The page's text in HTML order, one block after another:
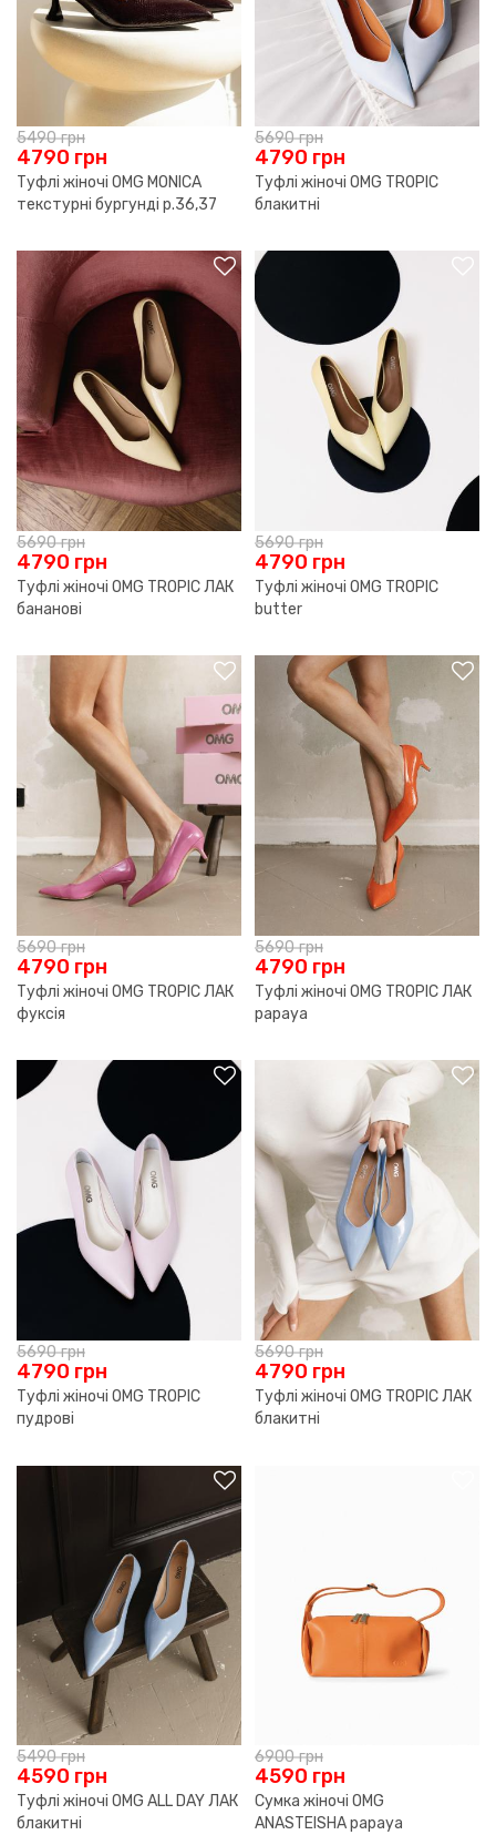
5490грн
4790 грн
Туфлі жіночі OMG MONICA
текстурні бургунді р.36,37
5690грн
4790 грн
Туфлі жіночі OMG TROPIC
блакитні
5690грн
4790 грн
Туфлі жіночі OMG TROPIC ЛАК
бананові
5690грн
4790 грн
Туфлі жіночі OMG TROPIC
butter
5690грн
4790 грн
Туфлі жіночі OMG TROPIC ЛАК
фуксія
5690грн
4790 грн
Туфлі жіночі OMG TROPIC ЛАК
papaya
5690грн
4790 грн
Туфлі жіночі OMG TROPIC
пудрові
5690грн
4790 грн
Туфлі жіночі OMG TROPIC ЛАК
блакитні
5490грн
4590 грн
Туфлі жіночі OMG ALL DAY ЛАК
блакитні
6900грн
4590 грн
Сумка жіночі OMG
ANASTEISHA papaya